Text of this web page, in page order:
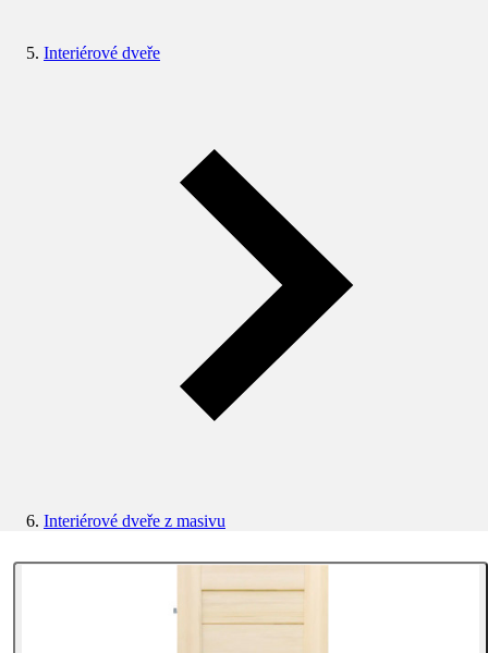
Interiérové dveře
Interiérové dveře z masivu